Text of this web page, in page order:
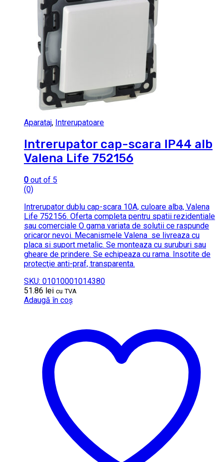
Aparataj, Intrerupatoare
Intrerupator cap-scara IP44 alb
Valena Life 752156
0 out of 5
(0)
Intrerupator dublu cap-scara 10A, culoare alba, Valena
Life 752156. Oferta completa pentru spatii rezidentiale
sau comerciale O gama variata de solutii ce raspunde
oricaror nevoi. Mecanismele Valena se livreaza cu
placa si suport metalic. Se monteaza cu suruburi sau
gheare de prindere. Se echipeaza cu rama. Insotite de
protecţie anti-praf, transparenta.
SKU: 01010001014380
51.86 lei cu TVA
Adaugă în coș